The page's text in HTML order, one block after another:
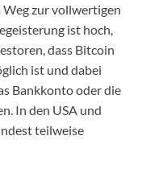
zur vollwertigen
ist hoch,
dass Bitcoin
ist und dabei
Bankkonto oder die
In den USA und
teilweise